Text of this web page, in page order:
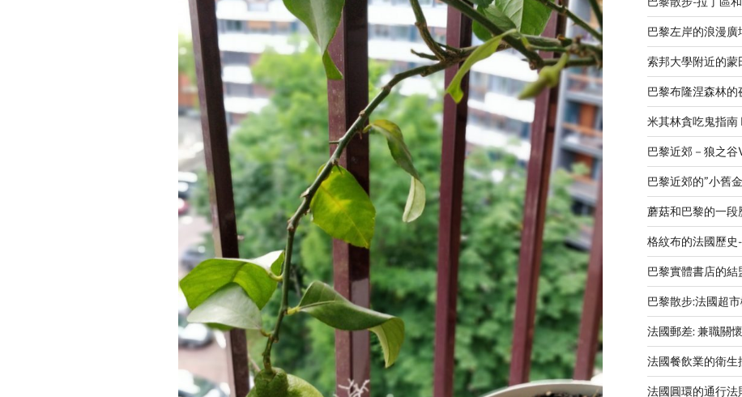
巴黎左岸的浪漫
索邦大學附近的蒙
巴黎布隆涅森林的
米其林貪吃鬼指南
巴黎近郊－狼之
巴黎近郊的”小舊
蘑菇和巴黎的一段
格紋布的法國歷
巴黎實體書店的結
巴黎散步:法國超
法國郵差: 兼職關
法國餐飲業的衛生
法國圓環的通行法